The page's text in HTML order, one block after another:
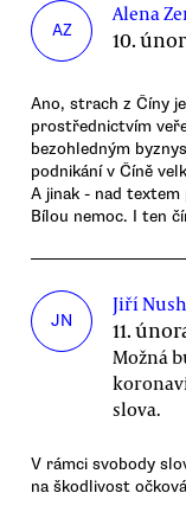
AZ
Alena
10.
Ano, strach z Číny
prostřednictvím
bezohledným
podnikání v Číně
A jinak - nad textem
Bílou nemoc. I ten
JN
Jiří
11.
Možná
slova.
V rámci svobody
na škodlivost